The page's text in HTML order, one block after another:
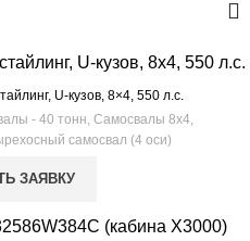
U-кузов, 8×4, 550 л.с.
- 40 тонн, Самосвалы 8х4,
самосвал (4 оси)
ЗАЯВКУ